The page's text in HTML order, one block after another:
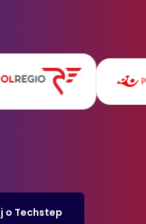
o Techstep